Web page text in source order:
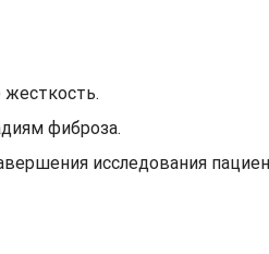
жесткость.
фиброза.
исследования